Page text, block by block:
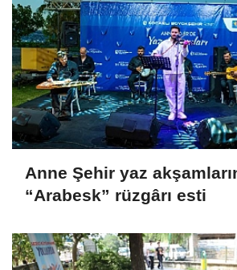
Anne Şehir yaz
“Arabesk” rüzgârı esti